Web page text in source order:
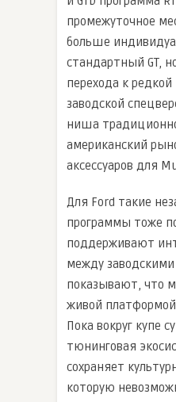
промежуточное
больше
стандартный GT,
перехода к редкой
заводской
ниша
американский
аксессуаров для
Для Ford такие
программы тоже
поддерживают
между
показывают, что
живой платформой
Пока вокруг купе
тюнинговая
сохраняет
которую